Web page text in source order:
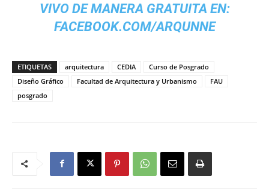
VIVO DE MANERA GRATUITA EN:
FACEBOOK.COM/ARQUNNE
ETIQUETAS arquitectura CEDIA
Curso de Posgrado
Diseño Gráfico
Facultad de Arquitectura y Urbanismo
FAU
posgrado